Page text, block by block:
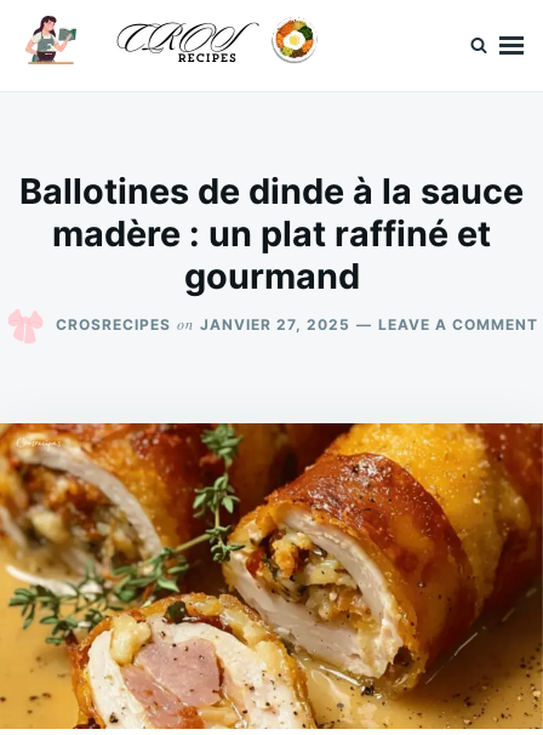
SkipSearch
for:
Ballotines de dinde à la sauce
madère : un plat raffiné et
gourmand
CROSRECIPES on JANVIER 27, 2025 LEAVE A COMMENT